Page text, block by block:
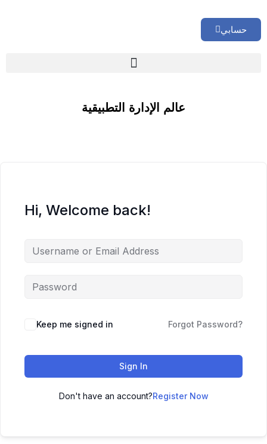
حسابي
عالم الإدارة التطبيقية
Hi, Welcome back!
Keep me signed in Forgot Password?
Sign In
Don't have an account?Register Now